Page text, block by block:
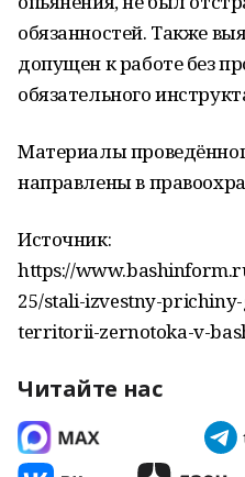
обязанностей. Также
допущен к работе без
обязательного
Материалы
направлены в
Источник:
https://
25/stali-izvestny-
territorii-zernotoka-v-
Читайте нас